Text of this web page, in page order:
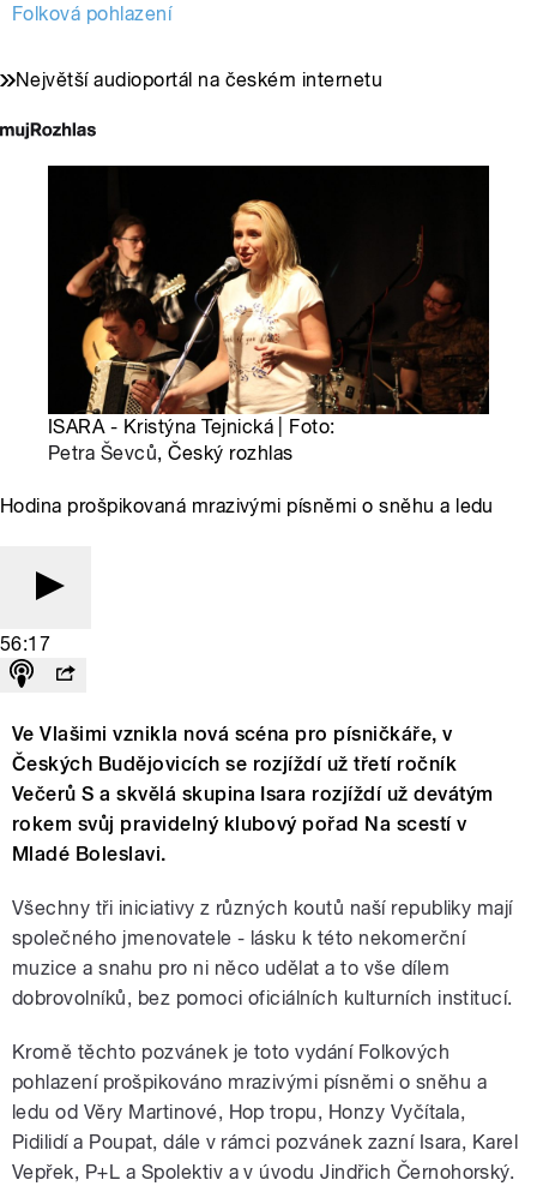
Folková pohlazení
Největší audioportál na českém internetu
ISARA - Kristýna Tejnická | Foto:
Petra Ševců, Český rozhlas
Hodina prošpikovaná mrazivými písněmi o sněhu a ledu
56:17
Ve Vlašimi vznikla nová scéna pro písničkáře, v
Českých Budějovicích se rozjíždí už třetí ročník
Večerů S a skvělá skupina Isara rozjíždí už devátým
rokem svůj pravidelný klubový pořad Na scestí v
Mladé Boleslavi.
Všechny tři iniciativy z různých koutů naší republiky mají
společného jmenovatele - lásku k této nekomerční
muzice a snahu pro ni něco udělat a to vše dílem
dobrovolníků, bez pomoci oficiálních kulturních institucí.
Kromě těchto pozvánek je toto vydání Folkových
pohlazení prošpikováno mrazivými písněmi o sněhu a
ledu od Věry Martinové, Hop tropu, Honzy Vyčítala,
Pidilidí a Poupat, dále v rámci pozvánek zazní Isara, Karel
Vepřek, P+L a Spolektiv a v úvodu Jindřich Černohorský.